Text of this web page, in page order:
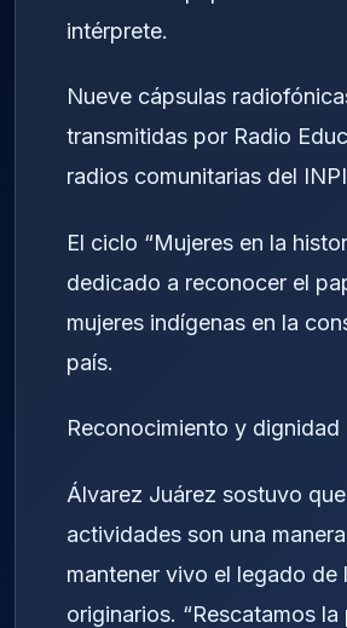
intérprete.
Nueve cápsulas
transmitidas por Radio
radios comunitarias del
El ciclo “Mujeres en la
dedicado a reconocer el
mujeres indígenas en la
país.
Reconocimiento y dignidad
Álvarez Juárez sostuvo
actividades son una
mantener vivo el legado de
originarios. “Rescatamos la